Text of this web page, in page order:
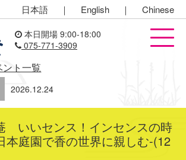
日本語 ｜ English ｜ Chinese
本日開場 9:00-18:00
075-771-3909
ント一覧
2026.12.24
いいセンス！インセンスの時
本庭園で香の世界に親しむ-(12